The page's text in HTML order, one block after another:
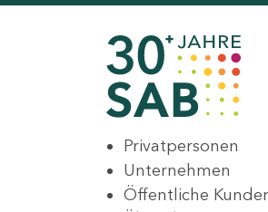
Privatpersonen
Unternehmen
Öffentliche